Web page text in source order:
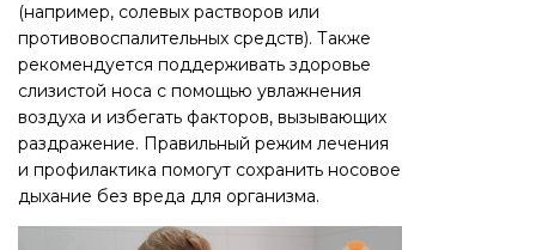
(например, солевых растворов или
противовоспалительных средств). Также
рекомендуется поддерживать здоровье
слизистой носа с помощью увлажнения
воздуха и избегать факторов, вызывающих
раздражение. Правильный режим лечения
и профилактика помогут сохранить носовое
дыхание без вреда для организма.